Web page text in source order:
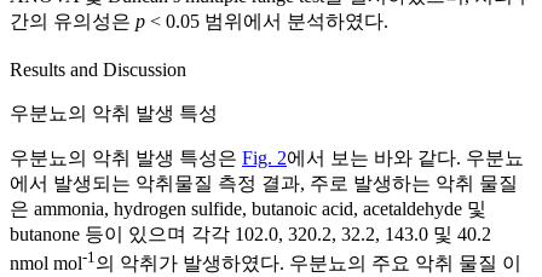
간의 유의성은 p < 0.05 범위에서 분석하였다.
Results and Discussion
우분뇨의 악취 발생 특성
우분뇨의 악취 발생 특성은 Fig. 2에서 보는 바와 같다. 우분뇨
에서 발생되는 악취물질 측정 결과, 주로 발생하는 악취 물질
은 ammonia, hydrogen sulfide, butanoic acid, acetaldehyde 및
butanone 등이 있으며 각각 102.0, 320.2, 32.2, 143.0 및 40.2
nmol mol-1 의 악취가 발생하였다. 우분뇨의 주요 악취 물질 이